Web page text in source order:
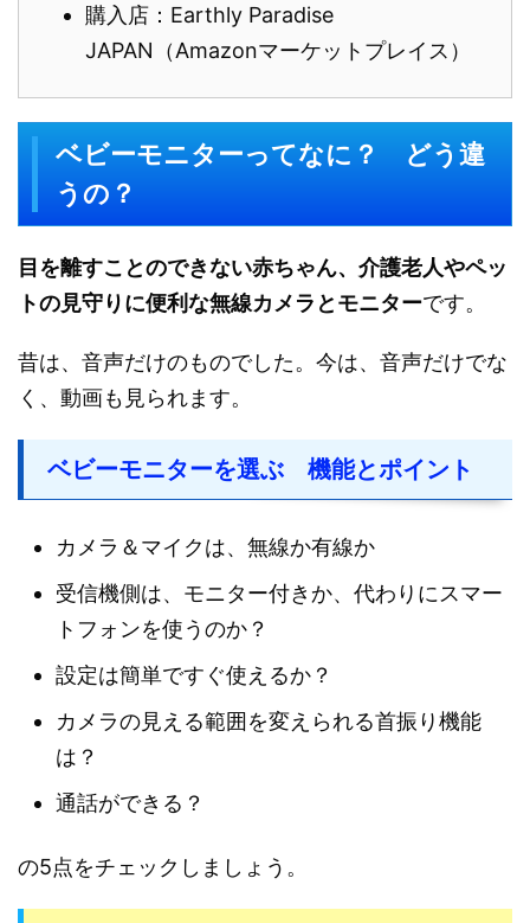
購入店：Earthly Paradise
JAPAN（Amazonマーケットプレイス）
ベビーモニターってなに？ どう違
うの？
目を離すことのできない赤ちゃん、介護老人やペッ
トの見守りに便利な無線カメラとモニターです。
昔は、音声だけのものでした。今は、音声だけでな
く、動画も見られます。
ベビーモニターを選ぶ 機能とポイント
カメラ＆マイクは、無線か有線か
受信機側は、モニター付きか、代わりにスマー
トフォンを使うのか？
設定は簡単ですぐ使えるか？
カメラの見える範囲を変えられる首振り機能
は？
通話ができる？
の5点をチェックしましょう。